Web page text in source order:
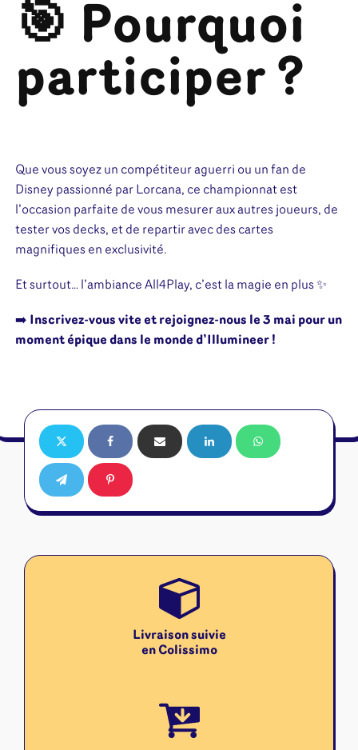
🎯 Pourquoi
participer ?
Que vous soyez un compétiteur aguerri ou un fan de
Disney passionné par Lorcana, ce championnat est
l’occasion parfaite de vous mesurer aux autres joueurs, de
tester vos decks, et de repartir avec des cartes
magnifiques en exclusivité.
Et surtout… l’ambiance All4Play, c’est la magie en plus ✨
➡️ Inscrivez-vous vite et rejoignez-nous le 3 mai pour un
moment épique dans le monde d’Illumineer !
Livraison suivie
en Colissimo